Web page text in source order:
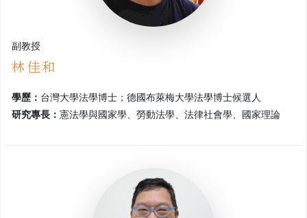
副教授
林佳和
學歷： 台灣大學法學博士；德國布萊梅大學法學博士候選人
研究專長： 憲法學與國家學、勞動法學、法律社會學、國家理論